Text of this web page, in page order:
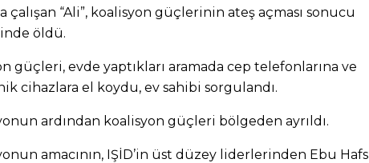
çalışan “Ali”, koalisyon güçlerinin ateş açması sonucu
öldü.
güçleri, evde yaptıkları aramada cep telefonlarına ve
cihazlara el koydu, ev sahibi sorgulandı.
ardından koalisyon güçleri bölgeden ayrıldı.
amacının, IŞİD’in üst düzey liderlerinden Ebu Hafs